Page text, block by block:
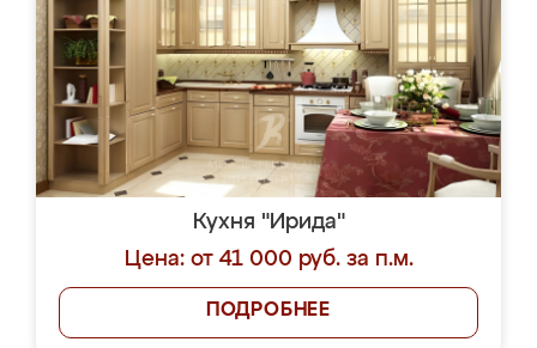
Кухня "Ирида"
Цена: от 41 000 руб. за п.м.
ПОДРОБНЕЕ